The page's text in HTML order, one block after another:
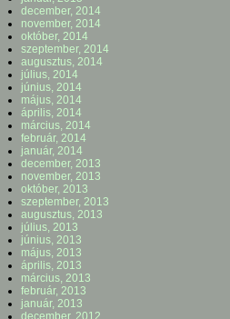
december, 2014
november, 2014
október, 2014
szeptember, 2014
augusztus, 2014
július, 2014
június, 2014
május, 2014
április, 2014
március, 2014
február, 2014
január, 2014
december, 2013
november, 2013
október, 2013
szeptember, 2013
augusztus, 2013
július, 2013
június, 2013
május, 2013
április, 2013
március, 2013
február, 2013
január, 2013
december, 2012